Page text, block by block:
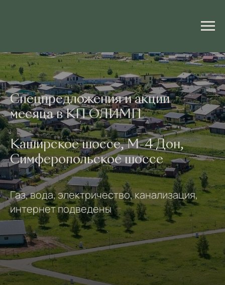
Спецпредложения и акции
месяца в КП ОЛИМП
Каширское шоссе, М-4 Дон,
Симферопольское шоссе
Газ, вода, электричество, канализация,
интернет подведены